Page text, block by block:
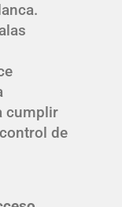
cumplir
de